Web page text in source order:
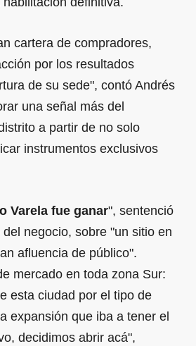
cartera de compradores,
por los resultados
de su sede", contó Andrés
una señal más del
a partir de no solo
instrumentos exclusivos
Varela fue ganar", sentenció
negocio, sobre "un sitio en
afluencia de público".
mercado en toda zona Sur:
esta ciudad por el tipo de
expansión que iba a tener el
decidimos abrir acá",